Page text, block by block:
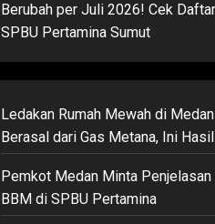
Berubah per Juli 2026! Cek
SPBU Pertamina Sumut
Ledakan Rumah Mewah di
Berasal dari Gas Metana, Ini
Pemkot Medan Minta Penjelasan
BBM di SPBU Pertamina